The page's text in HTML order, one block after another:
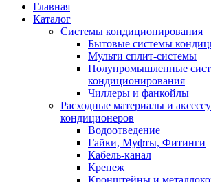
Главная
Каталог
Системы кондиционирования
Бытовые системы
Мульти сплит-системы
Полупромышленные
кондиционирования
Чиллеры и фанкойлы
Расходные материалы и
кондиционеров
Водоотведение
Гайки, Муфты, Фитинги
Кабель-канал
Крепеж